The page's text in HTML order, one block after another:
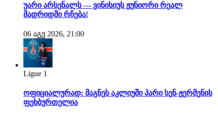
უარი არსენალს — ვინისიუს ჟუნიორი რეალ
მადრიდში რჩება!
06 აგვ 2026, 21:00
Ligue 1
ოფიციალურად: მაგნეს აკლიუში პარი სენ-ჟერმენის
ფეხბურთელია